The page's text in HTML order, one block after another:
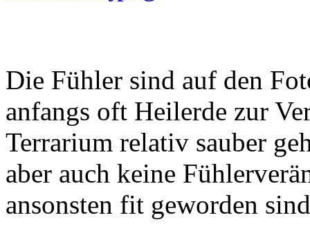
Die Fühler sind auf den
anfangs oft Heilerde zur
Terrarium relativ sauber
aber auch keine
ansonsten fit geworden